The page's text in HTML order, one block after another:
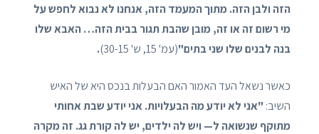
הזה ולבן הזה. מתוך המעמד הזה, אנחנו לא נבוא לחפש על
מי רשום זה או זה, מובן שהבת תגור בבית הזה… האבא שלו
בנה לבנים שלו שני בתים"(עמ' 15, ש' 30-15) .
כאשר נשאל העד האמור האם הבעלות בנכס היא של האיש
השיב: "אני לא יודע מה הבעלויות. אני יודע שבת אחותי
מתוקף שנשואה ל— ויש לה ילדים, יש לה קורת גג. זה מקרה